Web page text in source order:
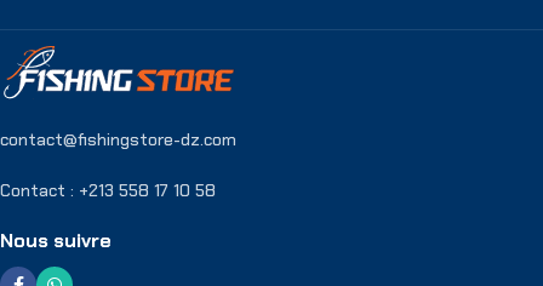
contact@fishingstore-dz.com
Contact : +213 558 17 10 58
Nous suivre